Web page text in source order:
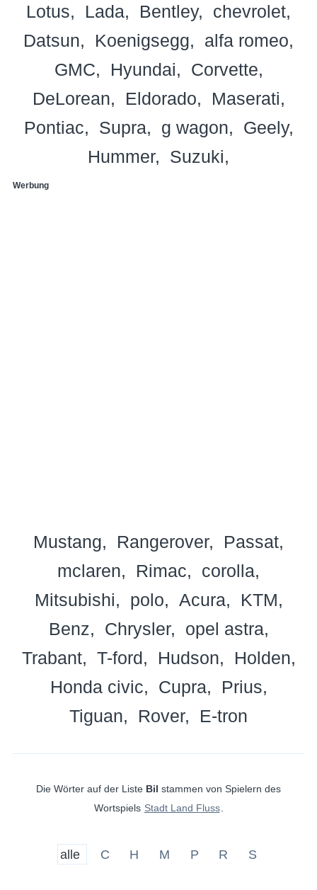
Lotus
Lada Bentley
chevrolet
Datsun
Koenigsegg
alfa romeo
GMC
Hyundai
Corvette
DeLorean
Eldorado
Maserati
Pontiac
Supra g wagon
Geely
Hummer
Suzuki
Werbung
Mustang Rangerover
Passat
mclaren
Rimac
corolla
Mitsubishi
polo Acura
KTM
Benz
Chrysler
opel astra
Trabant
T-ford Hudson
Holden
Honda civic
Cupra
Prius
Tiguan
Rover E-tron
Die Wörter auf der Liste Bil stammen von Spielern des
Wortspiels Stadt Land Fluss
alle C H M P R S